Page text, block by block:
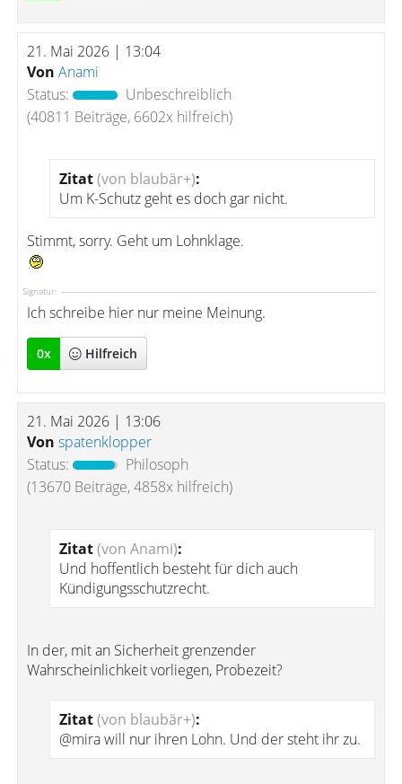
21. Mai 2026 | 13:04
Von Anami
Status:
Unbeschreiblich
(40811 Beiträge, 6602x hilfreich)
Zitat(von blaubär+):
Um K-Schutz geht es doch gar nicht.
Stimmt, sorry. Geht um Lohnklage.
Signatur:
Ich schreibe hier nur meine Meinung.
0x Hilfreich
21. Mai 2026 | 13:06
Von spatenklopper
Status:
Philosoph
(13670 Beiträge, 4858x hilfreich)
Zitat(von Anami):
Und hoffentlich besteht für dich auch
Kündigungsschutzrecht.
In der, mit an Sicherheit grenzender
Wahrscheinlichkeit vorliegen, Probezeit?
Zitat(von blaubär+):
@mira will nur ihren Lohn. Und der steht ihr zu.